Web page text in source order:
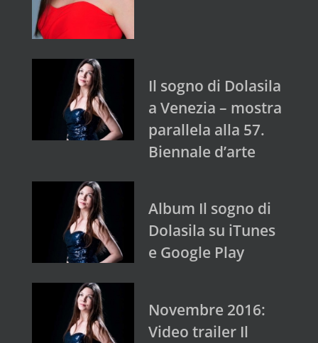
Il sogno di Dolasila
a Venezia – mostra
parallela alla 57.
Biennale d’arte
Album Il sogno di
Dolasila su iTunes
e Google Play
Novembre 2016:
Video trailer Il